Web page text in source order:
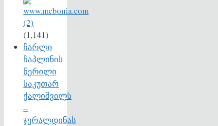
(1,141)
ჩარლი
ჩაპლინის
წერილი
საკუთარ
ქალიშვილს
–
ჯერალდინას